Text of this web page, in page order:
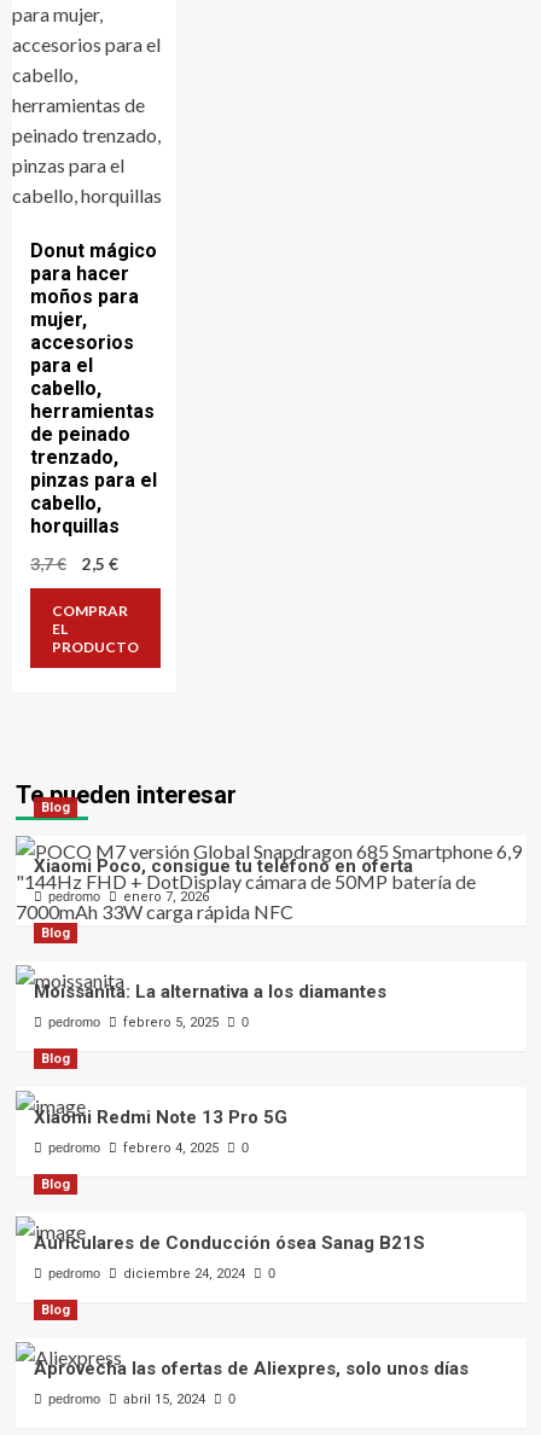
Donut mágico
para hacer
moños para
mujer,
accesorios
para el
cabello,
herramientas
de peinado
trenzado,
pinzas para el
cabello,
horquillas
3,7€
El
original
3,7 €.
2,5 €El
actual
2,5 €.
COMPRAR
EL
PRODUCTO
Te pueden interesar
Blog
Xiaomi Poco, consigue tu teléfono en oferta
pedromo enero 7, 2026
Blog
Moissanita: La alternativa a los diamantes
pedromo febrero 5, 2025 0
Blog
Xiaomi Redmi Note 13 Pro 5G
pedromo febrero 4, 2025 0
Blog
Auriculares de Conducción ósea Sanag B21S
pedromo diciembre 24, 2024 0
Blog
Aprovecha las ofertas de Aliexpres, solo unos días
pedromo abril 15, 2024 0